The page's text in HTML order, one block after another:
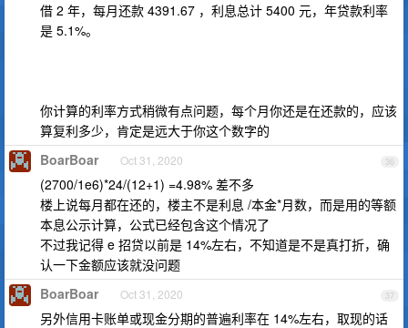
借 2 年，每月还款 4391.67 ，利息总计 5400 元，年贷款利率
是 5.1%。
你计算的利率方式稍微有点问题，每个月你还是在还款的，应该
算复利多少，肯定是远大于你这个数字的
36
BoarBoar Oct 31, 2020
(2700/1e6)*24/(12+1) =4.98% 差不多
楼上说每月都在还的，楼主不是利息 /本金*月数，而是用的等额
本息公示计算，公式已经包含这个情况了
不过我记得 e 招贷以前是 14%左右，不知道是不是真打折，确
认一下金额应该就没问题
37
BoarBoar Oct 31, 2020
另外信用卡账单或现金分期的普遍利率在 14%左右，取现的话